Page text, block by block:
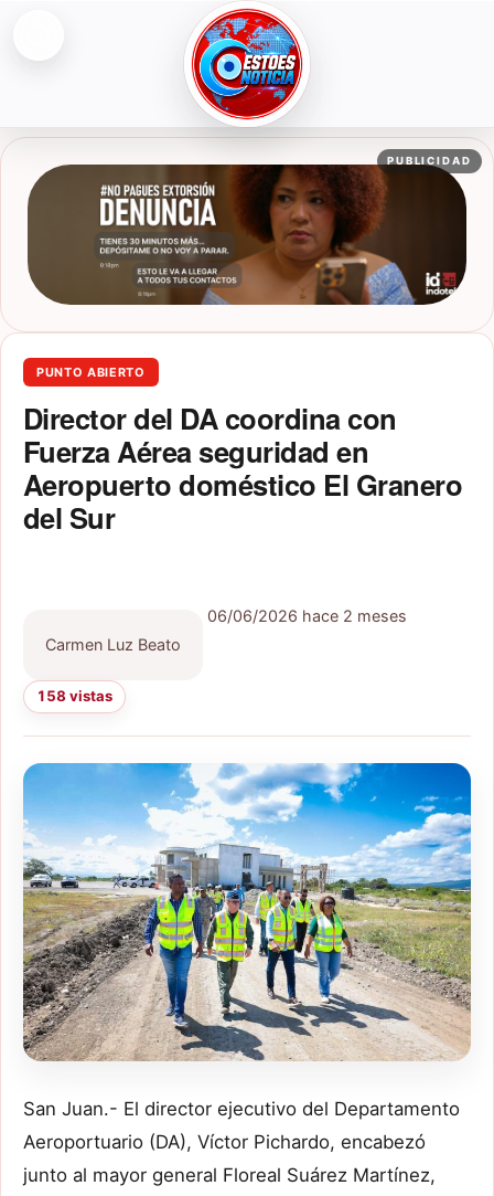
ESTOESNOTICIA|NOTICIAS
PUBLICIDAD
PUNTO ABIERTO
Director del DA coordina con
Fuerza Aérea seguridad en
Aeropuerto doméstico El Granero
del Sur
Carmen Luz Beato
06/06/2026 hace 2 meses
158 vistas
San Juan.- El director ejecutivo del Departamento
Aeroportuario (DA), Víctor Pichardo, encabezó
junto al mayor general Floreal Suárez Martínez,